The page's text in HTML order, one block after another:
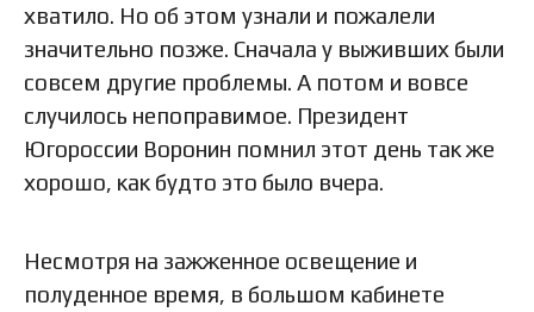
хватило. Но об этом узнали и пожалели
значительно позже. Сначала у выживших были
совсем другие проблемы. А потом и вовсе
случилось непоправимое. Президент
Югороссии Воронин помнил этот день так же
хорошо, как будто это было вчера.
Несмотря на зажженное освещение и
полуденное время, в большом кабинете